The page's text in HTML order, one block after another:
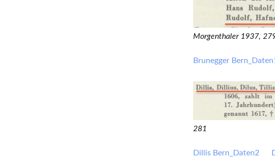
Morgenthaler 1937,
Brunegger
281
Dillis Bern_Daten2